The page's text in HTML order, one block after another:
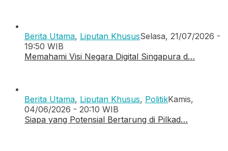
Berita Utama, Liputan KhususSelasa, 21/07/2026 -
19:50 WIB
Memahami Visi Negara Digital Singapura d…
Berita Utama, Liputan Khusus, PolitikKamis,
04/06/2026 - 20:10 WIB
Siapa yang Potensial Bertarung di Pilkad…